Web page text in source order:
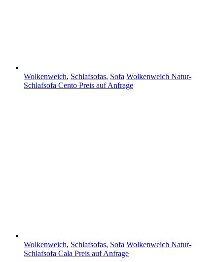
Wolkenweich, Schlafsofas, Sofa Wolkenweich Natur-
Schlafsofa Cento Preis auf Anfrage
Wolkenweich, Schlafsofas, Sofa Wolkenweich Natur-
Schlafsofa Cala Preis auf Anfrage